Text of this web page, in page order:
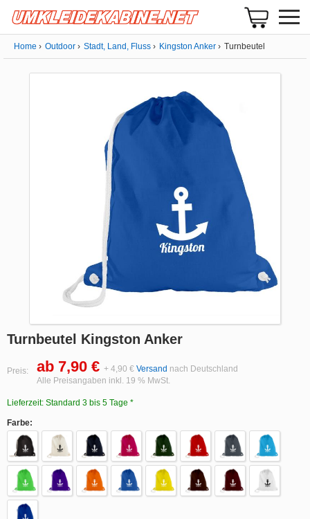
Home Outdoor Stadt, Land, Fluss Kingston Anker Turnbeutel
Turnbeutel Kingston Anker
Preis: ab 7,90 € + 4,90 € Versand nach Deutschland
Alle Preisangaben inkl. 19 % MwSt.
Lieferzeit: Standard 3 bis 5 Tage *
Farbe: